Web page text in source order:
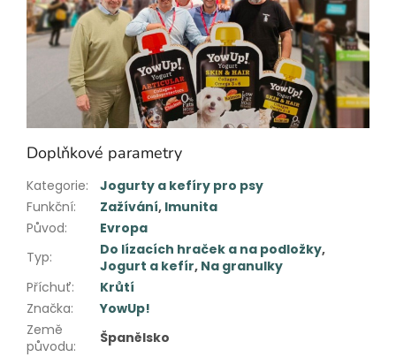
Doplňkové parametry
Kategorie:
Jogurty a kefíry pro psy
Funkční: Zažívání, Imunita
Původ:
Evropa
Typ: Do lízacích hraček a na podložky,
Jogurt a kefír, Na granulky
Příchuť:
Krůtí
Značka:
YowUp!
Země
původu:
Španělsko